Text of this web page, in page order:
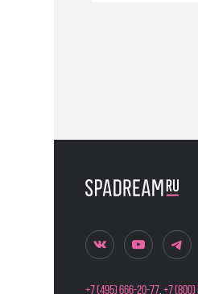
+7 (495) 666-20-77,+7